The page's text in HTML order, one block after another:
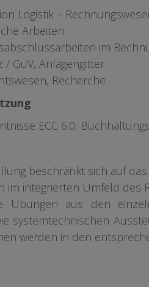
Logistik –
Arbeiten:
im
/ GuV, Anlagengitter
Recherche
ECC 6.0,
beschränkt sich auf
im integrierten Umfeld des
Übungen aus den
systemtechnischen
werden in den